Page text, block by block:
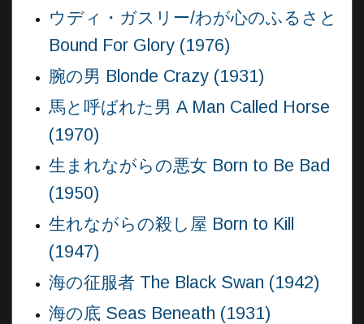
ウディ・ガスリー/わが心のふるさと
Bound For Glory (1976)
腕の男 Blonde Crazy (1931)
馬と呼ばれた男 A Man Called Horse
(1970)
生まれながらの悪女 Born to Be Bad
(1950)
生れながらの殺し屋 Born to Kill
(1947)
海の征服者 The Black Swan (1942)
海の底 Seas Beneath (1931)